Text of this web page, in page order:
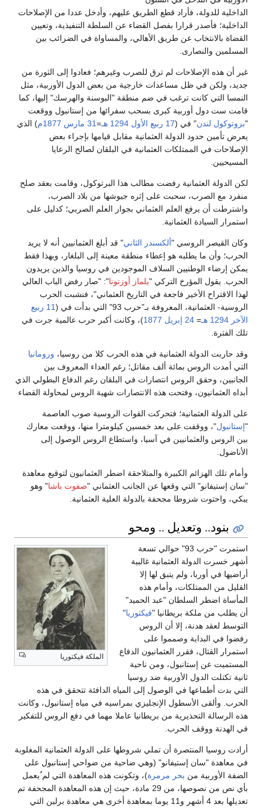
الداخلية للدولة، فأراد قطع الطريق عليهم، وأدخل عددا من الإصلاحات
الداخلية؛ فأصدر قرارا بفصل القضاء عن السلطة التنفيذية، وتعيين
القضاة بالانتخاب عن طريق الأهالي، والمساواة في الضرائب بين
المسلمين والنصارى.
غير أن هذه الإصلاحات لم ترق للصرب وغيرهم؛ فعادوا إلى الثورة من
جديد، ولكن في ظل مساعدات خارجية من بعض الدول الأوربية، مثل
النمسا التي كانت ترغب في ضم منطقة "البوسنة والهرسك" إليها، كما
قامت ست دول أوربية كبرى بسحب سفرائها من إستانبول ووقعت
"بروتوكول لندن" في (17 ربيع الأول 1294 هـ =31 مارس 1877م
) الذي
يعرض تأمين حدود الدولة العثمانية مقابل قيامها بإجراء بعض
الإصلاحات في الممتلكات العثمانية في البلقان لصالح الرعايا
المسيحيين.
لكن الدولة العثمانية رفضت مطالب هذا البرتوكول، وقامت بعقد صلح
منفرد مع الصرب، سحبت على إثره جيوشها من بلاد الصرب،
واشترطت أن يرفع العلم العثماني بجوار العلم الصربي؛ كدليل على
استمرار السيادة العثمانية.
وكان القيصر الروسي "ألكسندر الثاني" قد أبلغ العثمانيين أنه لا يريد
الحرب؛ وأن ما يطلبه هو إعطاء منطقة معينة إلى البلغار، وبهذا فقط
يمكن إرضاء الوطنيين السلاف الموجودين في روسيا والذين يريدون
الحرب. يقول المؤرخ التركي "يلماز أوزتونا": "صار رفض الباب العالي
لهذا الاقتراح الأخير فاجعة في التاريخ العثماني"، فنشبت الحرب
الروسية- العثمانية، المعروفة بـ"حرب 93" التي بدأت في (
11 ربيع
الآخر 1294 هـ = 24 إبريل 1877)، وكانت أكبر حرب عالمية جرت في
تلك الفترة.
وقد حاربت الدولة العثمانية في هذه الحرب كلا من روسيا، ورومانيا
التي أمدت الروس بمائة ألف مقاتل؛ رغم العداء المعروف بين
الجانبين، وحقق الروس انتصارات في البلقان رغم الدفاع البطولي الذي
أبداه العثمانيون، وفتحت هذه الانتصارات شهية الروس لمحاولة القضاء
على الدولة العثمانية؛ فتحركت القوات الروسية صوب العاصمة
"إستانبول"، ووقفت على بعد خمسين كيلومترا منها، ووقعت معارك
بين الروس والعثمانيين في آسيا، واستطاع الروس الوصول إلى
الأناضول.
وأمام تلك الهزائم الكبيرة والمتلاحقة اضطر العثمانيون لتوقيع معاهدة
"سان إستيفانو" التي وقعها عن الجانب العثماني "صفوت باشا" وهو
يبكي، واحتوت شروطا مجحفة بالدولة العلية العثمانية.
بنود.. وتعديل .. ومحو
الملكة فيكتوريا
استمرت "حرب 93" حوالي تسعة
أشهر خسرت الدولة العثمانية غالبية
أراضيها في أوربا، ولم يتبق لها إلا
القليل من الممتلكات، وأمام هذه
المأساة اضطر السلطان "عبد الحميد"
أن يطلب من ملكة بريطانيا "فيكتوريا"
التوسط لعقد هدنة، إلا أن الروس
رفضوا في البداية وصمموا على
استمرار القتال، فقرر العثمانيون الدفاع
المستميت عن إستانبول، ومن ناحية
ثانية تكتلت الدول الأوربية ضد روسيا
التي بدت أطماعها في الوصول إلى المياه الدافئة تتحقق في هذه
الحرب. وألقى الأسطول الإنجليزي بمراسيه في مياه إستانبول، وكانت
هذه الرسالة التحذيرية من بريطانيا عاملا مهما في دفع الروس للتفكير
في الهدنة ووقف الحرب.
أرادت روسيا المنتصرة أن تملي شروطها على الدولة العثمانية المغلوبة
في معاهدة "سان إستيفانو" (وهي ضاحية من ضواحي إستانبول على
الضفة الأوربية من بحر مرمرة)، وتكونت هذه المعاهدة التي لم ُيعمل
بأي نص من نصوصها، من 29 مادة، حيث إن هذه المعاهدة المجحفة تم
تعديلها بعد 4 أشهر و11 يوما بمعاهدة أخرى هي معاهدة برلين التي